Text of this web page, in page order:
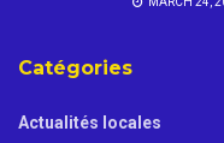
Catégories
Actualités locales